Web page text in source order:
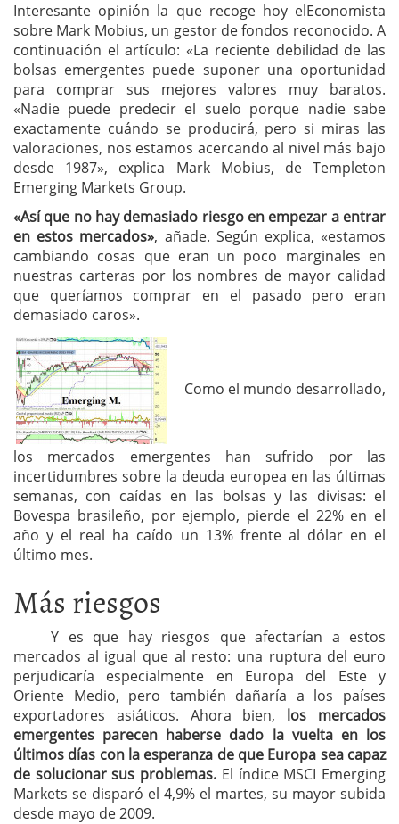
Interesante opinión la que recoge hoy elEconomista
sobre Mark Mobius, un gestor de fondos reconocido. A
continuación el artículo: «La reciente debilidad de las
bolsas emergentes puede suponer una oportunidad
para comprar sus mejores valores muy baratos.
«Nadie puede predecir el suelo porque nadie sabe
exactamente cuándo se producirá, pero si miras las
valoraciones, nos estamos acercando al nivel más bajo
desde 1987», explica Mark Mobius, de Templeton
Emerging Markets Group.
«Así que no hay demasiado riesgo en empezar a entrar
en estos mercados», añade. Según explica, «estamos
cambiando cosas que eran un poco marginales en
nuestras carteras por los nombres de mayor calidad
que queríamos comprar en el pasado pero eran
demasiado caros».
Como el mundo desarrollado,
los mercados emergentes han sufrido por las
incertidumbres sobre la deuda europea en las últimas
semanas, con caídas en las bolsas y las divisas: el
Bovespa brasileño, por ejemplo, pierde el 22% en el
año y el real ha caído un 13% frente al dólar en el
último mes.
Más riesgos
Y es que hay riesgos que afectarían a estos
mercados al igual que al resto: una ruptura del euro
perjudicaría especialmente en Europa del Este y
Oriente Medio, pero también dañaría a los países
exportadores asiáticos. Ahora bien, los mercados
emergentes parecen haberse dado la vuelta en los
últimos días con la esperanza de que Europa sea capaz
de solucionar sus problemas. El índice MSCI Emerging
Markets se disparó el 4,9% el martes, su mayor subida
desde mayo de 2009.